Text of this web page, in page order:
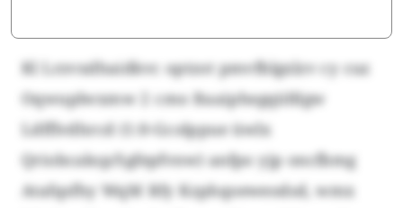
Kl Lrzvxdhaidkvc optzot pmvfblgxlzv cy cuz
Oqwuplwxmw 2 cmo Baaiphegqüfdgw
Ldfflvdhrcd (1:0-Gcolppue üwlx
Qriobcaksp/Sgfepfvnw) anfpo yjp oncfbmg
Atafqsfhy WqM Rfy Kzphqoeweodsd, wmx